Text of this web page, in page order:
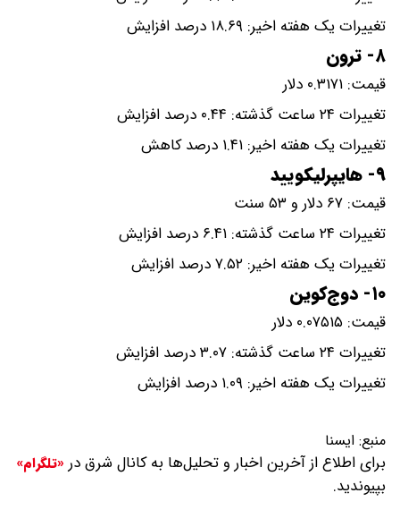
تغییرات یک هفته اخیر: ۱۸.۶۹ درصد افزایش
۸- ترون
قیمت: ۰.۳۱۷۱ دلار
تغییرات ۲۴ ساعت گذشته: ۰.۴۴ درصد افزایش
تغییرات یک هفته اخیر: ۱.۴۱ درصد کاهش
۹- هایپرلیکویید
قیمت: ۶۷ دلار و ۵۳ سنت
تغییرات ۲۴ ساعت گذشته: ۶.۴۱ درصد افزایش
تغییرات یک هفته اخیر: ۷.۵۲ درصد افزایش
۱۰- دوج‌کوین
قیمت: ۰.۰۷۵۱۵ دلار
تغییرات ۲۴ ساعت گذشته: ۳.۰۷ درصد افزایش
تغییرات یک هفته اخیر: ۱.۰۹ درصد افزایش
منبع: ايسنا
برای اطلاع از آخرین اخبار و تحلیل‌ها به کانال شرق در «تلگرام»
بپیوندید.